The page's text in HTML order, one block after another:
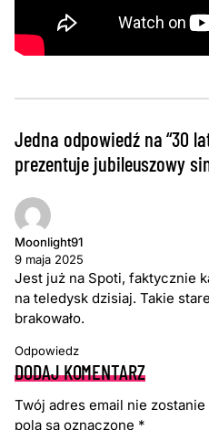
Jedna odpowiedź na “30
prezentuje jubileuszowy
Moonlight91
9 maja 2025
Jest już na Spoti, faktycznie
na teledysk dzisiaj. Takie
brakowało.
Odpowiedz
DODAJ KOMENTARZ
Twój adres email nie
pola są oznaczone *